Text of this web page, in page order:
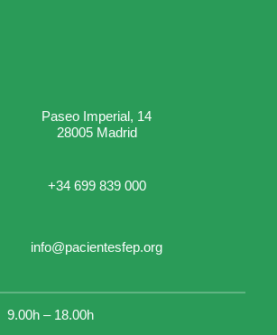
Paseo Imperial, 14
28005 Madrid
+34 699 839 000
info@pacientesfep.org
9.00h – 18.00h